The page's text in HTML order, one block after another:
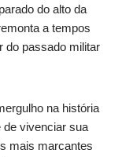
do alto da
a tempos
do passado militar
na história
de vivenciar sua
mais marcantes